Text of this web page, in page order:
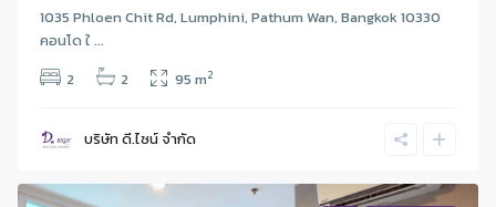
1035 Phloen Chit Rd, Lumphini, Pathum Wan, Bangkok 10330
คอนโด ใ ...
2
2 95 m2
บริษัท ดี.ไซน์ จํากัด